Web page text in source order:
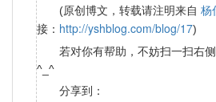
(原创博文，转载请注明来自 杨
接： http://yshblog.com/blog/17)
若对你有帮助，不妨扫一扫右
^_^
分享到：